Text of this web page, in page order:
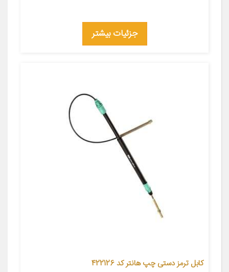
جزئیات بیشتر
کابل ترمز دستی چپ هانتر کد 422126